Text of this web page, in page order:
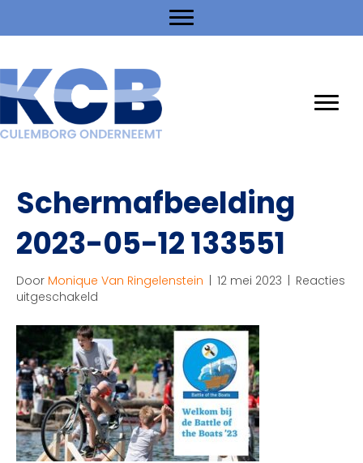
Schermafbeelding
2023-05-12 133551
Door Monique Van Ringelenstein | 12 mei 2023 | Reacties
uitgeschakeld
2023-
05-
12
133551